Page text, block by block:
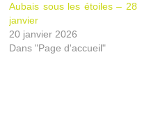
Aubais sous les étoiles – 28
janvier
20 janvier 2026
Dans "Page d'accueil"